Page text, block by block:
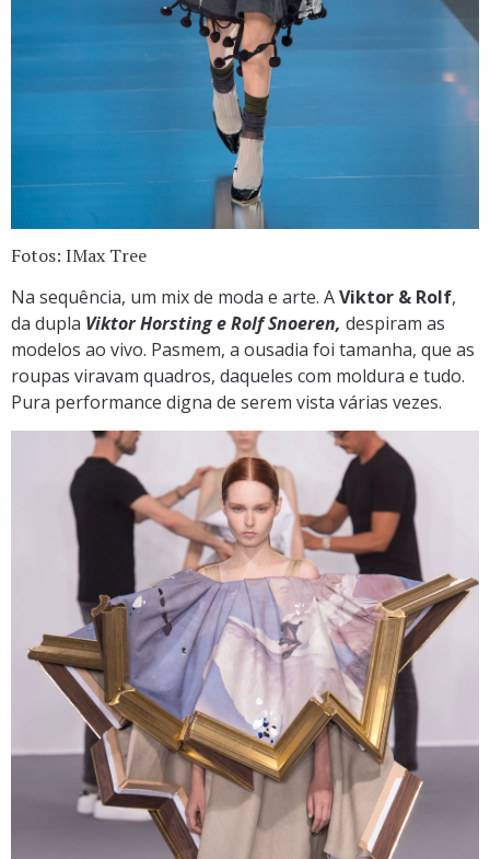
Fotos: IMax Tree
Na sequência, um mix de moda e arte. AViktor & Rolf,
da dupla Viktor Horsting e Rolf Snoeren, despiram as
modelos ao vivo. Pasmem, a ousadia foi tamanha, que as
roupas viravam quadros, daqueles com moldura e tudo.
Pura performance digna de serem vista várias vezes.